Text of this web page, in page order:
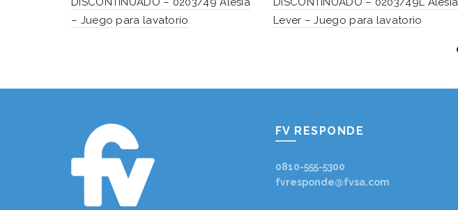
– Juego para lavatorio
Lever – Juego para lavatorio
FV RESPONDE
0810-555-5300
fvresponde@fvsa.com